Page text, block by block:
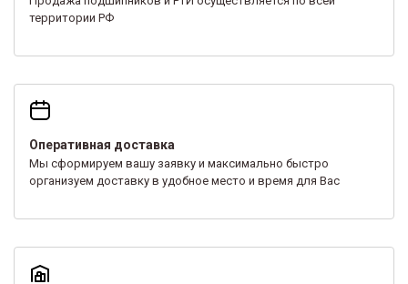
территории РФ
Оперативная доставка
Мы сформируем вашу заявку и максимально быстро
организуем доставку в удобное место и время для Вас